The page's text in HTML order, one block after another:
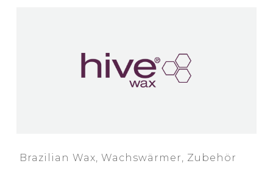
Brazilian Wax, Wachswärmer, Zubehör